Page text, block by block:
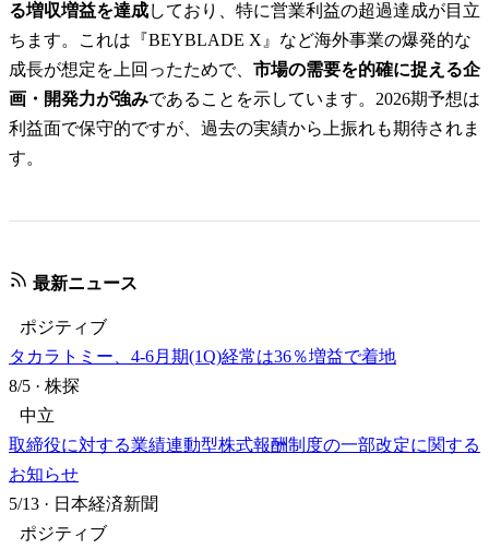
る増収増益を達成しており、特に営業利益の超過達成が目立
ちます。これは『BEYBLADE X』など海外事業の爆発的な
成長が想定を上回ったためで、 市場の需要を的確に捉える企
画・開発力が強みであることを示しています。2026期予想は
利益面で保守的ですが、過去の実績から上振れも期待されま
す。
最新ニュース
ポジティブ
タカラトミー、4-6月期(1Q)経常は36％増益で着地
8/5 · 株探
中立
取締役に対する業績連動型株式報酬制度の一部改定に関する
お知らせ
5/13 · 日本経済新聞
ポジティブ